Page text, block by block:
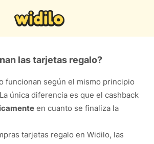
las tarjetas regalo?
funcionan según el mismo principio
única diferencia es que el cashback
en cuanto se finaliza la
tarjetas regalo en Widilo, las